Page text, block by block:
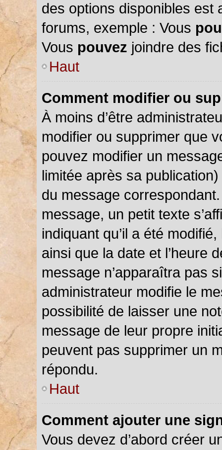
des options disponibles est
forums, exemple : Vous
Vous pouvez joindre des
Haut
Comment modifier ou
À moins d’être
modifier ou supprimer que
pouvez modifier un
limitée après sa
du message
message, un petit texte
indiquant qu’il a été
ainsi que la date et l’heure
message n’apparaîtra pas
administrateur modifie le
possibilité de laisser une
message de leur propre
peuvent pas supprimer un
répondu.
Haut
Comment ajouter une
Vous devez d’abord créer